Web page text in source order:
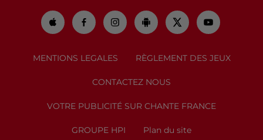
MENTIONS LEGALES RÈGLEMENT DES JEUX
CONTACTEZ NOUS
VOTRE PUBLICITÉ SUR CHANTE FRANCE
GROUPE HPI Plan du site